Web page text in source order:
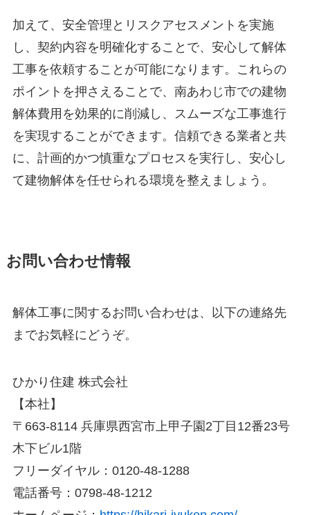
加えて、安全管理とリスクアセスメントを実施
し、契約内容を明確化することで、安心して解体
工事を依頼することが可能になります。これらの
ポイントを押さえることで、南あわじ市での建物
解体費用を効果的に削減し、スムーズな工事進行
を実現することができます。信頼できる業者と共
に、計画的かつ慎重なプロセスを実行し、安心し
て建物解体を任せられる環境を整えましょう。
お問い合わせ情報
解体工事に関するお問い合わせは、以下の連絡先
までお気軽にどうぞ。
ひかり住建 株式会社
【本社】
〒663-8114 兵庫県西宮市上甲子園2丁目12番23号
木下ビル1階
フリーダイヤル：0120-48-1288
電話番号：0798-48-1212